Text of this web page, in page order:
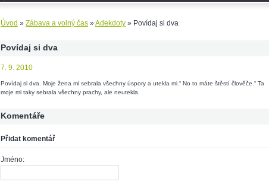
Úvod » Zábava a volný čas »Adekdoty » Povídaj si dva
Povídaj si dva
7. 9. 2010
Povídaj si dva. Moje žena mi sebrala všechny úspory a utekla mi.“ No to máte štěstí člověče.“ Ta
moje mi taky sebrala všechny prachy, ale neutekla.
Komentáře
Přidat komentář
Jméno: